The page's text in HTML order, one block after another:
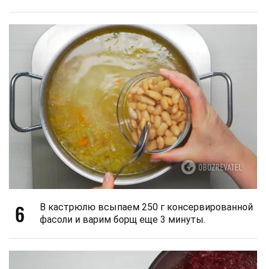
6
В кастрюлю всыпаем 250 г консервированной
фасоли и варим борщ еще 3 минуты.